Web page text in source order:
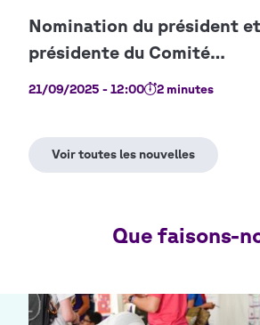
21/09/2025 - 12:00 2 minutes
Que faisons-